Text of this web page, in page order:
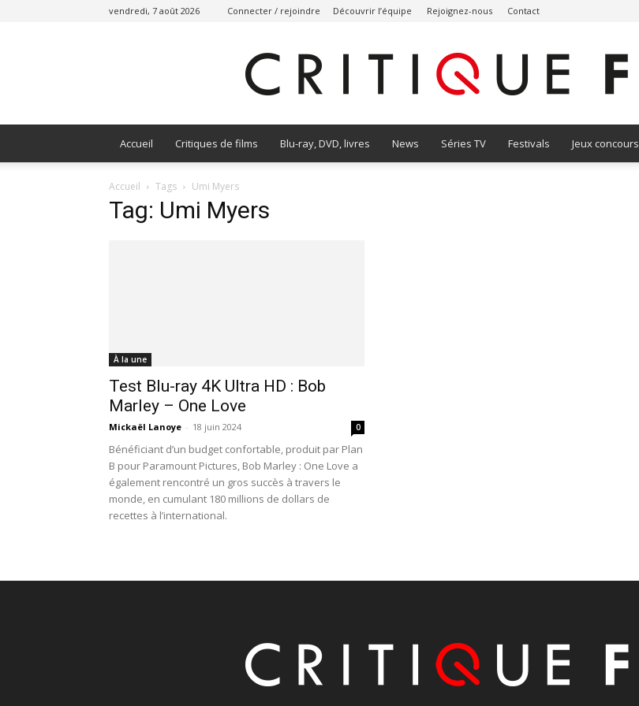
vendredi, 7 août 2026 Connecter / rejoindre Découvrir l’équipe Rejoignez-nous Contact
Accueil Critiques de films Blu-ray, DVD, livres News Séries TV Festivals Jeux concours
Accueil Tags Umi Myers
Tag: Umi Myers
À la une
Test Blu-ray 4K Ultra HD : Bob
Marley – One Love
Mickaël Lanoye - 18 juin 2024 0
Bénéficiant d’un budget confortable, produit par Plan
B pour Paramount Pictures, Bob Marley : One Love a
également rencontré un gros succès à travers le
monde, en cumulant 180 millions de dollars de
recettes à l’international.